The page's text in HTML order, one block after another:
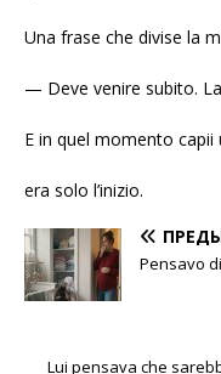
Una frase che divise la
— Deve venire subito.
E in quel momento capii
era solo l’inizio.
Pensavo
Lui pensava che